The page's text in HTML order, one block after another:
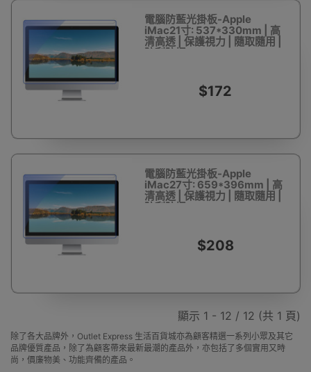
電腦防藍光掛板-Apple
iMac21寸: 537*330mm | 高
清高透 | 保護視力 | 隨取隨用 |
防刮防爆
$172
電腦防藍光掛板-Apple
iMac27寸: 659*396mm | 高
清高透 | 保護視力 | 隨取隨用 |
防刮防爆
$208
顯示 1 - 12 / 12 (共 1 頁)
除了各大品牌外，Outlet Express 生活百貨城亦為顧客精選一系列小眾及其它
品牌優質產品，除了為顧客帶來最新最潮的產品外，亦包括了多個實用又時
尚，價廉物美、功能齊備的產品。